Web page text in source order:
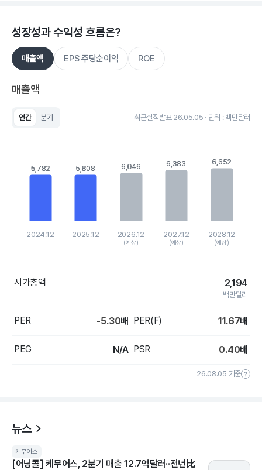
성장성과 수익성 흐름은?
매출액 EPS 주당순이익 ROE
매출액
연간 분기 최근실적발표 26.05.05 · 단위 : 백만달러
The chart has 1 X axis displaying categories.
The chart has 1 Y axis displaying values. Data ranges from
5,782
5,782 5,808
5,808 6,046
6,046 6,383
6,383 6,652
6,652
2024.12 2025.12 2026.12
(예상)
2027.12
(예상)
2028.12
(예상)
시가총액 2,194
백만달러
PER -5.30배 PER(F) 11.67배
PEG N/A PSR 0.40배
26.08.05 기준
뉴스
케무어스
[어닝콜] 케무어스, 2분기 매출 12.7억달러··전년比